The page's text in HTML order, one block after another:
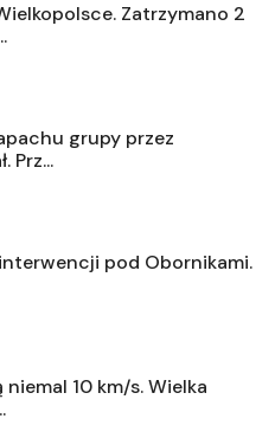
Zatrzymano 2
grupy przez
Prz...
pod Obornikami.
10 km/s. Wielka